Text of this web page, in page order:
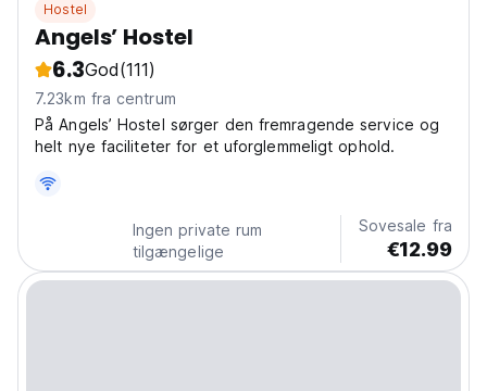
Hostel
Angels’ Hostel
6.3God(111)
7.23km fra centrum
På Angels’ Hostel sørger den fremragende service og
helt nye faciliteter for et uforglemmeligt ophold.
Ingen private rum
tilgængelige
Sovesale fra
€12.99